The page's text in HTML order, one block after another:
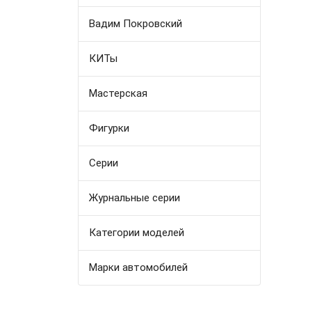
Вадим Покровский
КИТы
Мастерская
Фигурки
Серии
Журнальные серии
Категории моделей
Марки автомобилей